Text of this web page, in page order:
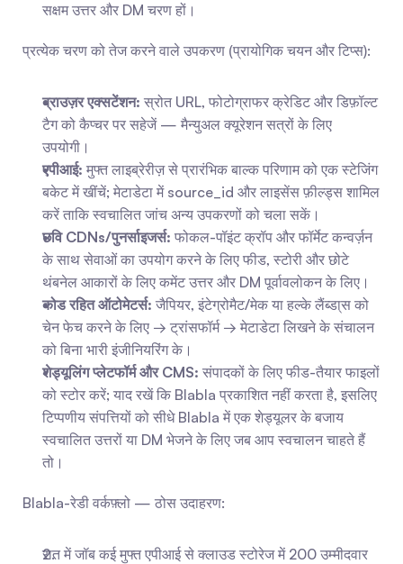
सक्षम उत्तर और DM चरण हों।
प्रत्येक चरण को तेज करने वाले उपकरण (प्रायोगिक चयन और टिप्स):
ब्राउज़र एक्सटेंशन: स्रोत URL, फोटोग्राफर क्रेडिट और डिफ़ॉल्ट
टैग को कैप्चर पर सहेजें — मैन्युअल क्यूरेशन सत्रों के लिए
उपयोगी।
एपीआई: मुफ्त लाइब्रेरीज़ से प्रारंभिक बाल्क परिणाम को एक स्टेजिंग
बकेट में खींचें; मेटाडेटा में source_id और लाइसेंस फ़ील्ड्स शामिल
करें ताकि स्वचालित जांच अन्य उपकरणों को चला सकें।
छवि CDNs/पुनर्साइजर्स: फोकल-पॉइंट क्रॉप और फॉर्मेट कन्वर्ज़न
के साथ सेवाओं का उपयोग करने के लिए फीड, स्टोरी और छोटे
थंबनेल आकारों के लिए कमेंट उत्तर और DM पूर्वावलोकन के लिए।
कोड रहित ऑटोमेटर्स: जैपियर, इंटेग्रोमैट/मेक या हल्के लैंब्डा्स को
चेन फेच करने के लिए → ट्रांसफॉर्म → मेटाडेटा लिखने के संचालन
को बिना भारी इंजीनियरिंग के।
शेड्यूलिंग प्लेटफॉर्म और CMS: संपादकों के लिए फीड-तैयार फाइलों
को स्टोर करें; याद रखें कि Blabla प्रकाशित नहीं करता है, इसलिए
टिप्पणीय संपत्तियों को सीधे Blabla में एक शेड्यूलर के बजाय
स्वचालित उत्तरों या DM भेजने के लिए जब आप स्वचालन चाहते हैं
तो।
Blabla-रेडी वर्कफ़्लो — ठोस उदाहरण:
रात में जॉब कई मुफ्त एपीआई से क्लाउड स्टोरेज में 200 उम्मीदवार